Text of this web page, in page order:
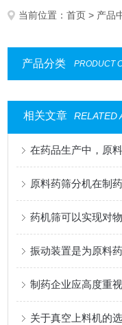
当前位置：首页 > 产品
产品分类 PRODUCT
相关文章 RELATED
在药品生产中，原
原料药筛分机在制
药机筛可以实现对
振动装置是为原料
制药企业应高度重
关于真空上料机的